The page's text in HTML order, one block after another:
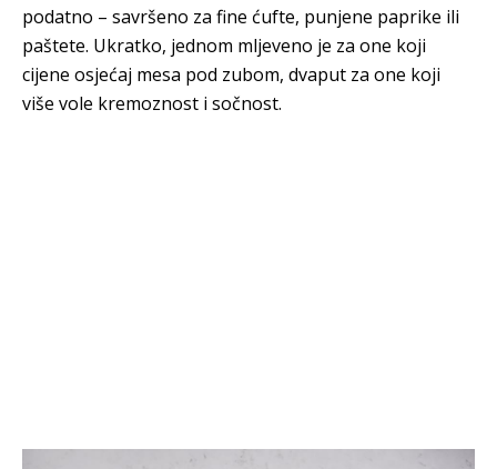
podatno – savršeno za fine ćufte, punjene paprike ili
paštete. Ukratko, jednom mljeveno je za one koji
cijene osjećaj mesa pod zubom, dvaput za one koji
više vole kremoznost i sočnost.